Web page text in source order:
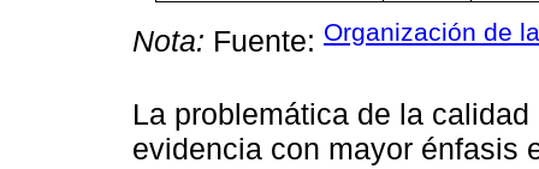
Nota: Fuente: Organización de
La problemática de la
evidencia con mayor énfasis